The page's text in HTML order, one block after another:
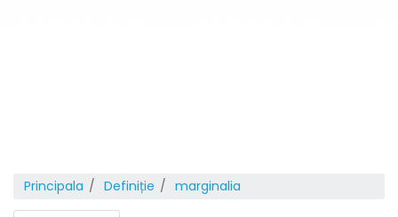
Principala Definiție marginalia